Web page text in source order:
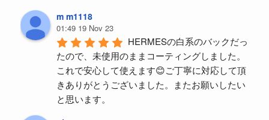
m m1118
01:49 19 Nov 23
HERMESの白系のバックだっ
たので、未使用のままコーティングしました。
これで安心して使えます😊ご丁寧に対応して頂
きありがとうございました。またお願いしたい
と思います。